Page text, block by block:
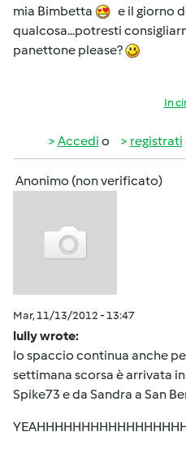
mia Bimbetta
e il giorno
qualcosa...potresti
panettone please?
In
Accedi o registrati
Anonimo (non verificato)
Mar, 11/13/2012 - 13:47
lully wrote:
lo spaccio continua anche
settimana scorsa è arrivata
Spike73 e da Sandra a San